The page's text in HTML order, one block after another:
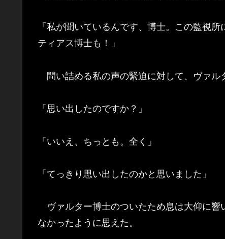
「私が聞いているんです、博士。この監
ティアス博士も！」
問い詰める私の声の緊迫に対して、ヴァル
「思い出したのですか？」
「いいえ、ちっとも。全く」
「てっきり思い出したのかと思いました」
ヴァルター博士のついたため息は大仰に
なかったように思えた。